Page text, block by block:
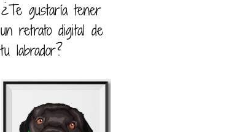
¿Te gustaría tener
un retrato digital de
tu labrador?